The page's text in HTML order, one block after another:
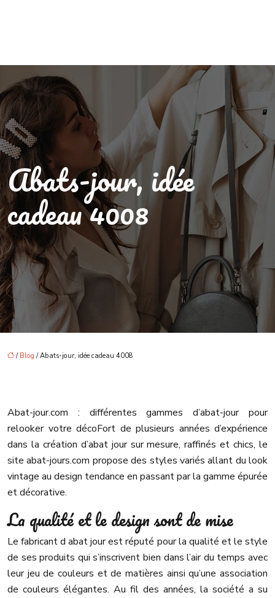
Abats-jour, idée
cadeau 4008
/ Blog / Abats-jour, idée cadeau 4008
Abat-jour.com : différentes gammes d’abat-jour pour
relooker votre décoFort de plusieurs années d’expérience
dans la création d’abat jour sur mesure, raffinés et chics, le
site abat-jours.com propose des styles variés allant du look
vintage au design tendance en passant par la gamme épurée
et décorative.
La qualité et le design sont de mise
Le fabricant d abat jour est réputé pour la qualité et le style
de ses produits qui s’inscrivent bien dans l’air du temps avec
leur jeu de couleurs et de matières ainsi qu’une association
de couleurs élégantes. Au fil des années, la société a su